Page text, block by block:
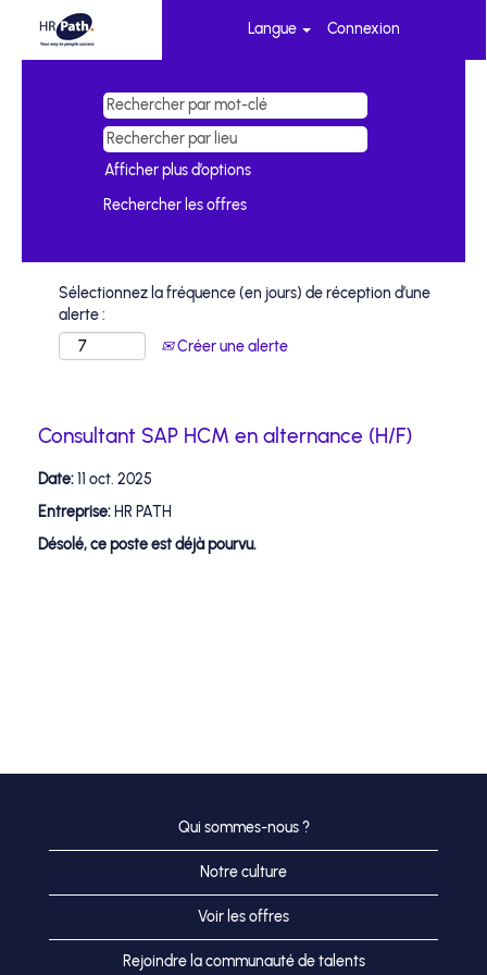
Langue Connexion
Afficher plus d’options
Sélectionnez la fréquence (en jours) de réception d’une
alerte :
Créer une alerte
Consultant SAP HCM en alternance (H/F)
Date:11 oct. 2025
Entreprise: HR PATH
Désolé, ce poste est déjà pourvu.
Qui sommes-nous ?
Notre culture
Voir les offres
Rejoindre la communauté de talents